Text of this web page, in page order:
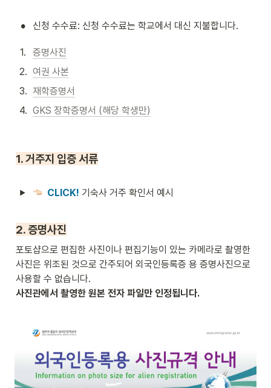
• 신청 수수료: 신청 수수료는 학교에서 대신 지불합니다.
1.
증명사진
2. 여권 사본
3. 재학증명서
4. GKS 장학증명서 (해당 학생만)
1. 거주지 입증 서류
CLICK! 기숙사 거주 확인서 예시
2. 증명사진
포토샵으로 편집한 사진이나 편집기능이 있는 카메라로 촬영한
사진은 위조된 것으로 간주되어 외국인등록증 용 증명사진으로
사진관에서 촬영한 원본 전자 파일만 인정됩니다.